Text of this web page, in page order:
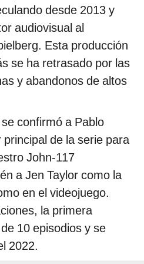
desde 2013 y
audiovisual al
Esta producción
se ha retrasado por las
y abandonos de altos
confirmó a Pablo
de la serie para
John-117
a Jen Taylor como la
en el videojuego.
la primera
10 episodios y se
2022.